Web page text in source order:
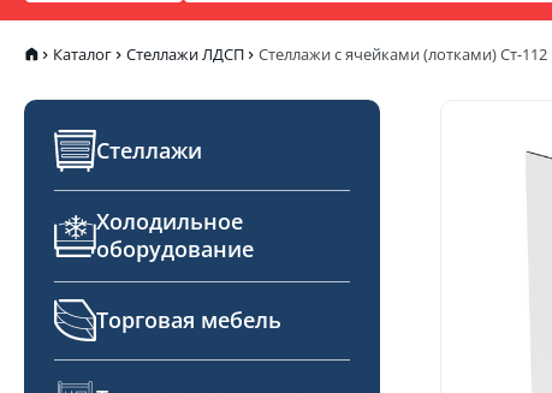
Каталог Стеллажи ЛДСП Стеллажи с ячейками (лотками) Ст-112
Стеллажи
Холодильное
оборудование
Торговая мебель